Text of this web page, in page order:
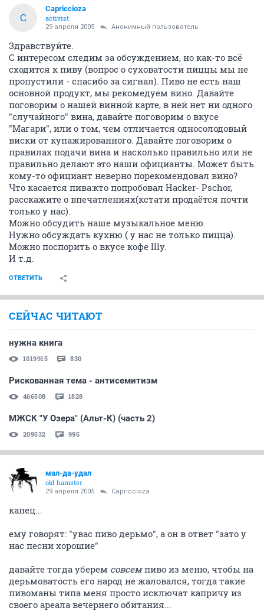
C
Capriccioza
activist
29 апреля 2005 Анонимный пользователь
Здравствуйте.
С интересом следим за обсуждением, но как-то всё
сходится к пиву (вопрос о суховатости пиццы мы не
пропустили - спасибо за сигнал). Пиво не есть наш
основной продукт, мы рекомедуем вино. Давайте
поговорим о нашей винной карте, в ней нет ни одного
"случайного" вина, давайте поговорим о вкусе
"Магари", или о том, чем отличается односолодовый
виски от купажированного. Давайте поговорим о
правилах подачи вина и насколько правильно или не
правильно делают это наши официанты. Может быть
кому-то официант неверно порекомендовал вино?
Что касается пива:кто попробовал Hacker- Pschor,
расскажите о впечатлениях(кстати продаётся почти
только у нас).
Можно обсудить наше музыкальное меню.
Нужно обсуждать кухню ( у нас не только пицца).
Можно поспорить о вкусе кофе Illy.
И т.д.
ОТВЕТИТЬ
СЕЙЧАС ЧИТАЮТ
нужна книга
1019915 830
Рискованная тема - антисемитизм
466508 1828
МЖСК "У Озера" (Альт-К) (часть 2)
209532 995
мал-да-удал
old hamster
29 апреля 2005 Capriccioza
капец...
ему говорят: "увас пиво дерьмо", а он в ответ "зато у
нас песни хорошие"
давайте тогда уберем совсемпиво из меню, чтобы на
дерьмоватость его народ не жаловался, тогда такие
пивоманы типа меня просто исключат капричу из
своего ареала вечернего обитания...